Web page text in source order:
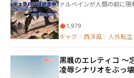
が魔王が狙う解放の神剣
平穏に暮らすクサビの住
迫ろうとしていた。 ──これは、旅路の果てに少年
は青年となり、やがて人々
ァルベインが人類の前に
ィア、オリバー・ジョサ
等は辛くも魔神ファルベイ
身体を起こすと金属音が
見ると……なんと金属でで
こんな物は着ていられない
1,979
ギャグ / 西洋風 / 人外転生
黒颯のエレティコ ～
凌辱シナリオをぶっ